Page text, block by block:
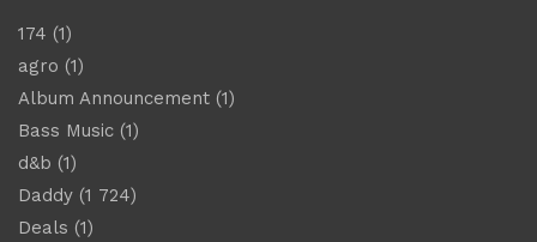
174 (1)
agro (1)
Album Announcement (1)
Bass Music (1)
d&b (1)
Daddy (1 724)
Deals (1)